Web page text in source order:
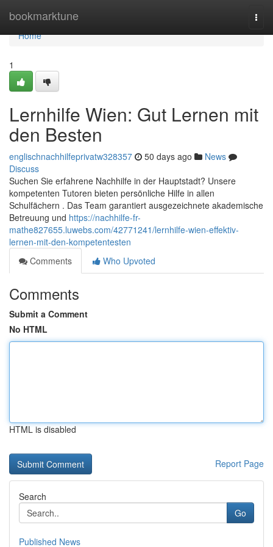
bookmarktune
Home
Home
1
Lernhilfe Wien: Gut Lernen mit
den Besten
englischnachhilfeprivatw328357 50 days ago
News
Discuss
Suchen Sie erfahrene Nachhilfe in der Hauptstadt? Unsere
kompetenten Tutoren bieten persönliche Hilfe in allen
Schulfächern . Das Team garantiert ausgezeichnete akademische
Betreuung und https://nachhilfe-fr-
mathe827655.luwebs.com/42771241/lernhilfe-wien-effektiv-
lernen-mit-den-kompetentesten
Comments
Who Upvoted
Comments
Submit a Comment
No HTML
HTML is disabled
Report Page
Search
Go
Published News